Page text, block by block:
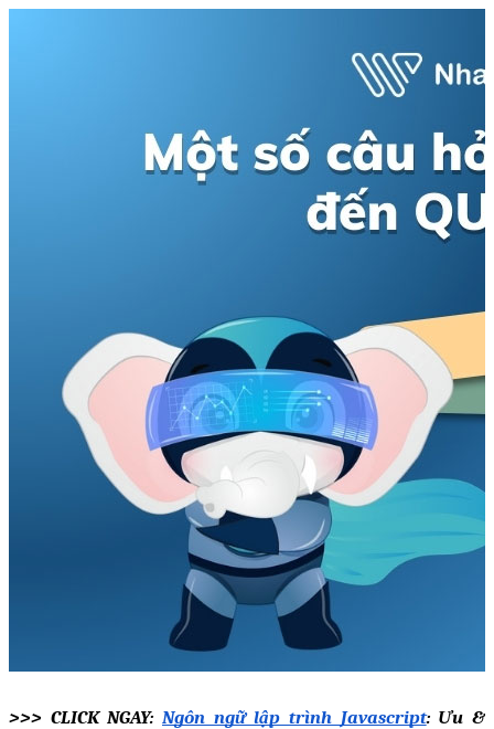
>>> CLICK NGAY: Ngôn ngữ lập trình Javascript: Ưu &